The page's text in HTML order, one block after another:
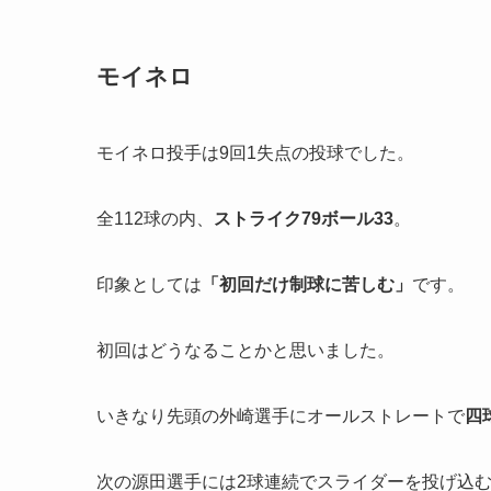
モイネロ
モイネロ投手は9回1失点の投球でした。
全112球の内、 ストライク79ボール33。
印象としては 「初回だけ制球に苦しむ」 です。
初回はどうなることかと思いました。
いきなり先頭の外崎選手にオールストレートで四
次の源田選手には2球連続でスライダーを投げ込